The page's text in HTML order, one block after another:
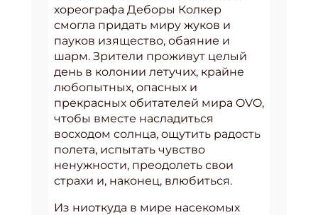
хореографа Деборы Колкер
смогла придать миру жуков и
пауков изящество, обаяние и
шарм. Зрители проживут целый
день в колонии летучих, крайне
любопытных, опасных и
прекрасных обитателей мира OVO,
чтобы вместе насладиться
восходом солнца, ощутить радость
полета, испытать чувство
ненужности, преодолеть свои
страхи и, наконец, влюбиться.
Из ниоткуда в мире насекомых